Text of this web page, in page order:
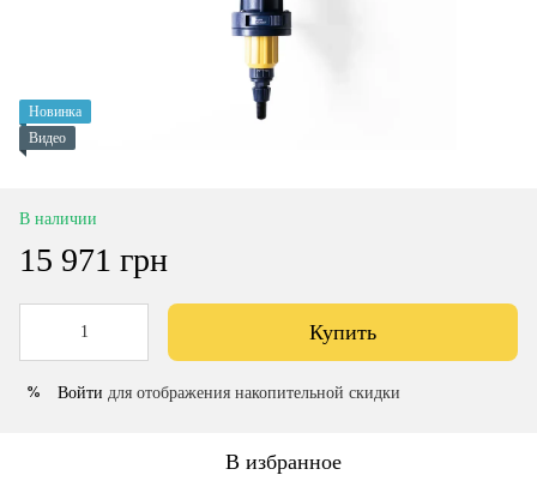
Новинка
Видео
В наличии
15 971 грн
Купить
% Войти для отображения накопительной скидки
В избранное